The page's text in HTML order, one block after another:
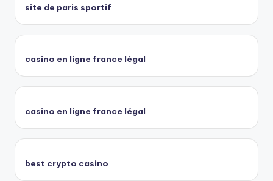
site de paris sportif
casino en ligne france légal
casino en ligne france légal
best crypto casino